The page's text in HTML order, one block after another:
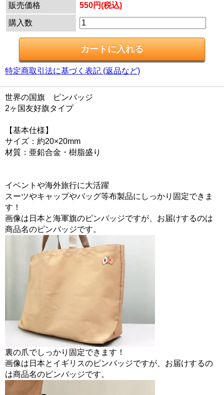
販売価格
550円(税込)
購入数
特定商取引法に基づく表記 (返品など)
世界の国旗 ピンバッジ
2ヶ国友好旗タイプ
【基本仕様】
サイズ：約20×20mm
材質：亜鉛合金・樹脂盛り
イベントや海外旅行に大活躍
スーツやキャップやバッグ等布製品にしっかり固定できま
す！
画像は日本と海軍旗のピンバッジですが、お届けするのは
商品名のピンバッジです。
裏の爪でしっかり固定できます！
画像は日本とイギリスのピンバッジですが、お届けするの
は商品名のピンバッジです。